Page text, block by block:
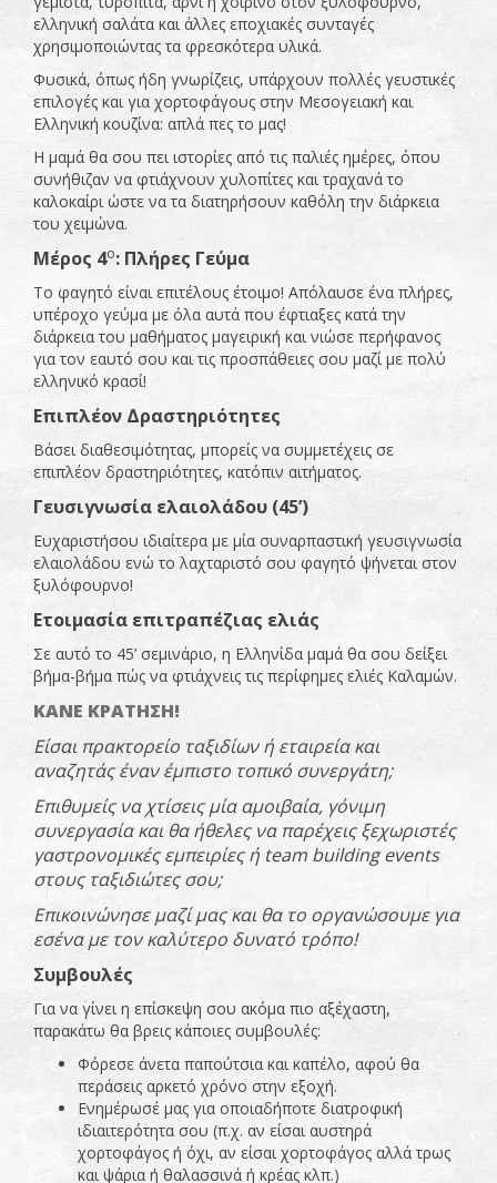
ελληνική σαλάτα και άλλες εποχιακές συνταγές
χρησιμοποιώντας τα φρεσκότερα υλικά.
Φυσικά, όπως ήδη γνωρίζεις, υπάρχουν πολλές γευστικές
επιλογές και για χορτοφάγους στην Μεσογειακή και
Ελληνική κουζίνα: απλά πες το μας!
Η μαμά θα σου πει ιστορίες από τις παλιές ημέρες, όπου
συνήθιζαν να φτιάχνουν χυλοπίτες και τραχανά το
καλοκαίρι ώστε να τα διατηρήσουν καθόλη την διάρκεια
του χειμώνα.
Μέρος 4ο: Πλήρες Γεύμα
Το φαγητό είναι επιτέλους έτοιμο! Απόλαυσε ένα πλήρες,
υπέροχο γεύμα με όλα αυτά που έφτιαξες κατά την
διάρκεια του μαθήματος μαγειρική και νιώσε περήφανος
για τον εαυτό σου και τις προσπάθειες σου μαζί με πολύ
ελληνικό κρασί!
Επιπλέον Δραστηριότητες
Βάσει διαθεσιμότητας, μπορείς να συμμετέχεις σε
επιπλέον δραστηριότητες, κατόπιν αιτήματος.
Γευσιγνωσία ελαιολάδου (45’)
Ευχαριστήσου ιδιαίτερα με μία συναρπαστική γευσιγνωσία
ελαιολάδου ενώ το λαχταριστό σου φαγητό ψήνεται στον
ξυλόφουρνο!
Ετοιμασία επιτραπέζιας ελιάς
Σε αυτό το 45’ σεμινάριο, η Ελληνίδα μαμά θα σου δείξει
βήμα-βήμα πώς να φτιάχνεις τις περίφημες ελιές Καλαμών.
ΚΑΝΕ ΚΡΑΤΗΣΗ!
Είσαι πρακτορείο ταξιδίων ή εταιρεία και
αναζητάς έναν έμπιστο τοπικό συνεργάτη;
Επιθυμείς να χτίσεις μία αμοιβαία, γόνιμη
συνεργασία και θα ήθελες να παρέχεις ξεχωριστές
γαστρονομικές εμπειρίες ή team buildingevents
στους ταξιδιώτες σου;
Επικοινώνησε μαζί μας και θα το οργανώσουμε για
εσένα με τον καλύτερο δυνατό τρόπο!
Συμβουλές
Για να γίνει η επίσκεψη σου ακόμα πιο αξέχαστη,
παρακάτω θα βρεις κάποιες συμβουλές:
Φόρεσε άνετα παπούτσια και καπέλο, αφού θα
περάσεις αρκετό χρόνο στην εξοχή.
Ενημέρωσέ μας για οποιαδήποτε διατροφική
ιδιαιτερότητα σου (π.χ. αν είσαι αυστηρά
χορτοφάγος ή όχι, αν είσαι χορτοφάγος αλλά τρως
και ψάρια ή θαλασσινά ή κρέας κλπ.)